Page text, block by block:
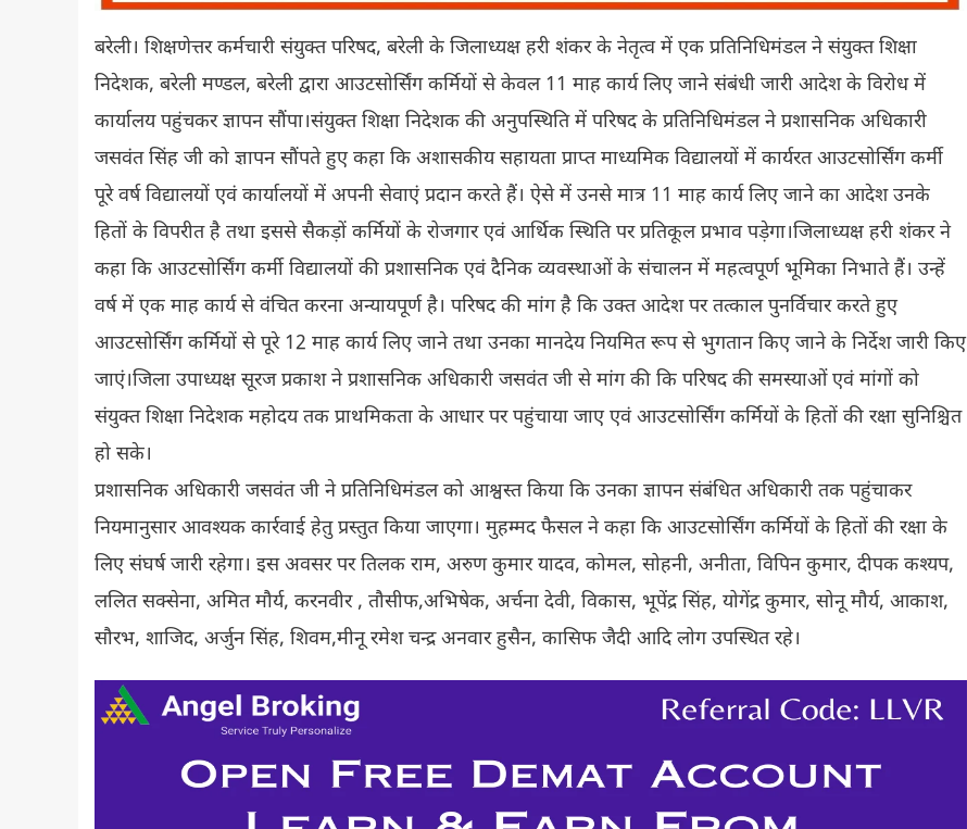
बरेली। शिक्षणेत्तर कर्मचारी संयुक्त परिषद, बरेली के जिलाध्यक्ष हरी शंकर के नेतृत्व में एक प्रतिनिधिमंडल ने संयुक्त शिक्षा
निदेशक, बरेली मण्डल, बरेली द्वारा आउटसोर्सिंग कर्मियों से केवल 11 माह कार्य लिए जाने संबंधी जारी आदेश के विरोध में
कार्यालय पहुंचकर ज्ञापन सौंपा।संयुक्त शिक्षा निदेशक की अनुपस्थिति में परिषद के प्रतिनिधिमंडल ने प्रशासनिक अधिकारी
जसवंत सिंह जी को ज्ञापन सौंपते हुए कहा कि अशासकीय सहायता प्राप्त माध्यमिक विद्यालयों में कार्यरत आउटसोर्सिंग कर्मी
पूरे वर्ष विद्यालयों एवं कार्यालयों में अपनी सेवाएं प्रदान करते हैं। ऐसे में उनसे मात्र 11 माह कार्य लिए जाने का आदेश उनके
हितों के विपरीत है तथा इससे सैकड़ों कर्मियों के रोजगार एवं आर्थिक स्थिति पर प्रतिकूल प्रभाव पड़ेगा।जिलाध्यक्ष हरी शंकर ने
कहा कि आउटसोर्सिंग कर्मी विद्यालयों की प्रशासनिक एवं दैनिक व्यवस्थाओं के संचालन में महत्वपूर्ण भूमिका निभाते हैं। उन्हें
वर्ष में एक माह कार्य से वंचित करना अन्यायपूर्ण है। परिषद की मांग है कि उक्त आदेश पर तत्काल पुनर्विचार करते हुए
आउटसोर्सिंग कर्मियों से पूरे 12 माह कार्य लिए जाने तथा उनका मानदेय नियमित रूप से भुगतान किए जाने के निर्देश जारी किए
जाएं।जिला उपाध्यक्ष सूरज प्रकाश ने प्रशासनिक अधिकारी जसवंत जी से मांग की कि परिषद की समस्याओं एवं मांगों को
संयुक्त शिक्षा निदेशक महोदय तक प्राथमिकता के आधार पर पहुंचाया जाए एवं आउटसोर्सिंग कर्मियों के हितों की रक्षा सुनिश्चित
हो सके।
प्रशासनिक अधिकारी जसवंत जी ने प्रतिनिधिमंडल को आश्वस्त किया कि उनका ज्ञापन संबंधित अधिकारी तक पहुंचाकर
नियमानुसार आवश्यक कार्रवाई हेतु प्रस्तुत किया जाएगा। मुहम्मद फैसल ने कहा कि आउटसोर्सिंग कर्मियों के हितों की रक्षा के
लिए संघर्ष जारी रहेगा। इस अवसर पर तिलक राम, अरुण कुमार यादव, कोमल, सोहनी, अनीता, विपिन कुमार, दीपक कश्यप,
ललित सक्सेना, अमित मौर्य, करनवीर , तौसीफ,अभिषेक, अर्चना देवी, विकास, भूपेंद्र सिंह, योगेंद्र कुमार, सोनू मौर्य, आकाश,
सौरभ, शाजिद, अर्जुन सिंह, शिवम,मीनू रमेश चन्द्र अनवार हुसैन, कासिफ जैदी आदि लोग उपस्थित रहे।